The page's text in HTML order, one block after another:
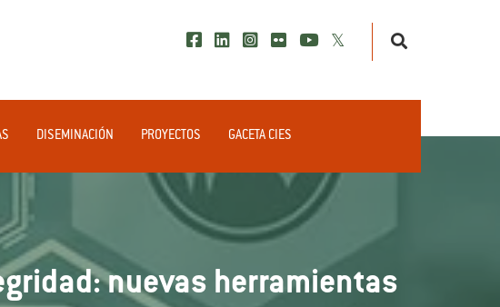
DISEMINACIÓN PROYECTOS GACETA CIES
nuevas herramientas